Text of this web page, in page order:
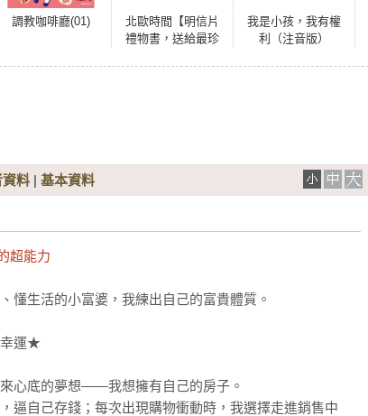
調教咖啡廳(01)
北歐時間【明信片
禮物書，送給最珍
我是小孩，我有權
利（注音版）
料 | 基本資料
超能力
懂生活的小富婆，我練出自己的富貴體質。
幸運★
心底的夢想——我想擁有自己的房子。
逼自己存錢；每次出現購物衝動時，我選擇走進銷售中